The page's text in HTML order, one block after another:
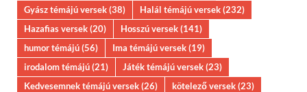
Gyász témájú versek(38) Halál témájú versek(232)
Hazafias versek(20) Hosszú versek(141)
humor témájú(56) Ima témájú versek(19)
irodalom témájú(21) Játék témájú versek(23)
Kedvesemnek témájú versek(26) kötelező versek(23)